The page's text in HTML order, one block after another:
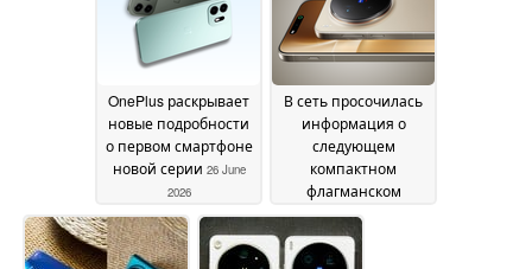
Fold7 от « Galaxy », а
также подтвердила
его глобальный
запуск27 June 2026
OnePlus раскрывает
новые подробности
о первом смартфоне
новой серии 26 June
2026
В сеть просочилась
информация о
следующем
компактном
флагманском
смартфоне Vivo с
подробностями о
камере24 June 2026